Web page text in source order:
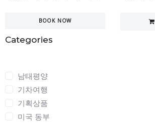
Categories
남태평양
기차여행
기획상품
미국 동부
BOOK NOW